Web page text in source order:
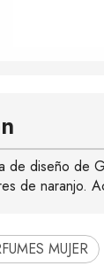
de diseño de
de naranjo.
MUJER